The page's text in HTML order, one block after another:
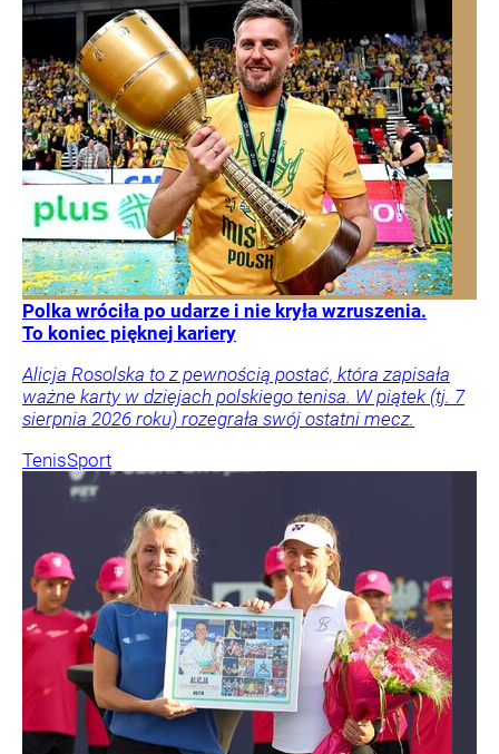
Polka wróciła po udarze i nie kryła wzruszenia.
To koniec pięknej kariery
Alicja Rosolska to z pewnością postać, która zapisała
ważne karty w dziejach polskiego tenisa. W piątek (tj. 7
sierpnia 2026 roku) rozegrała swój ostatni mecz.
TenisSport